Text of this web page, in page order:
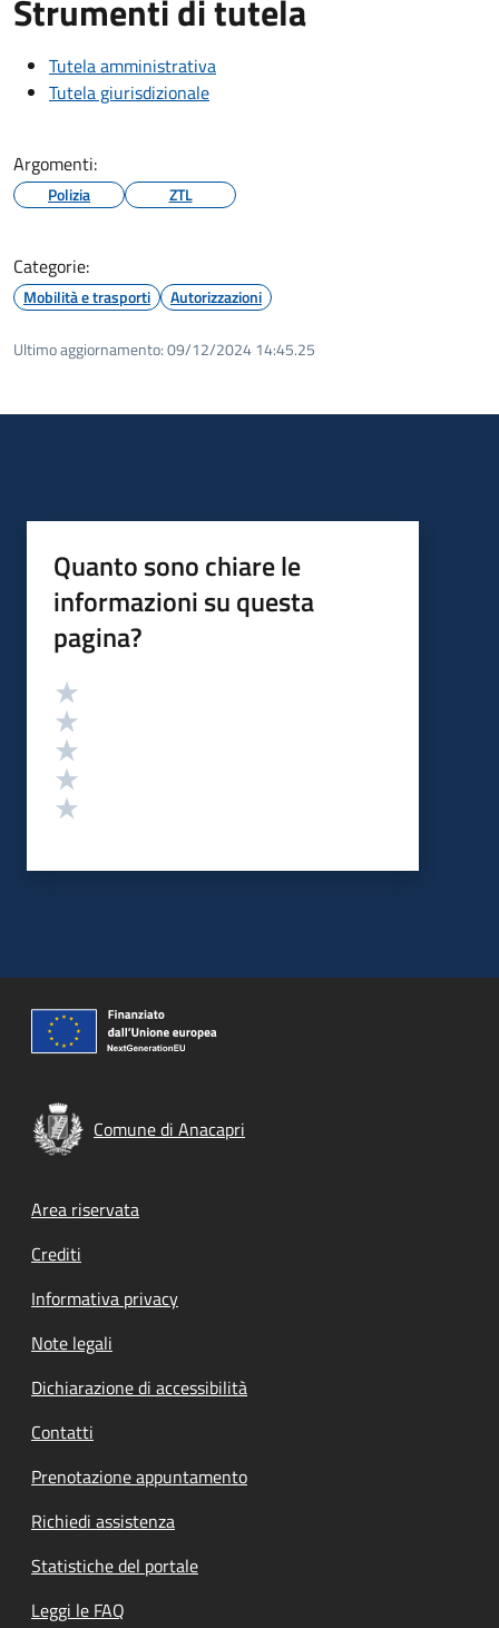
Strumenti di tutela
Tutela amministrativa
Tutela giurisdizionale
Argomenti:
Polizia ZTL
Categorie:
Mobilità e trasporti Autorizzazioni
Ultimo aggiornamento:09/12/2024 14:45.25
Quanto sono chiare le
informazioni su questa
pagina?
Valutazione
Comune di Anacapri
Footer menu
Area riservata
Crediti
Informativa privacy
Note legali
Dichiarazione di accessibilità
Contatti
Prenotazione appuntamento
Richiedi assistenza
Statistiche del portale
Leggi le FAQ